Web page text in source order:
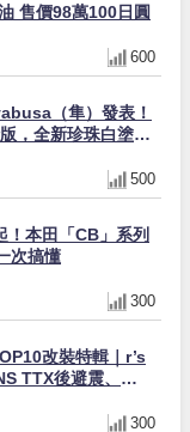
售價98萬100日圓
600
（隼）發表！
，全新珍珠白塗裝
500
！本田「CB」系列
次搞懂
300
改裝特輯｜r’s
TTX後避震、
300